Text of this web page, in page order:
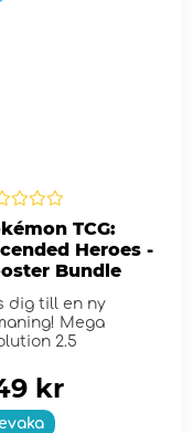
TCG:
Heroes -
Bundle
dig till en ny
Mega
2.5
kr